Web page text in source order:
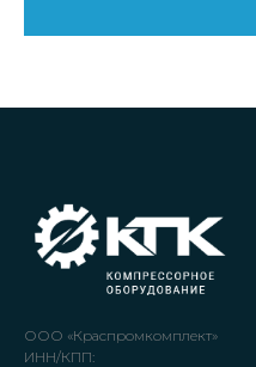
ООО «Краспромкомплект»
ИНН/КПП: